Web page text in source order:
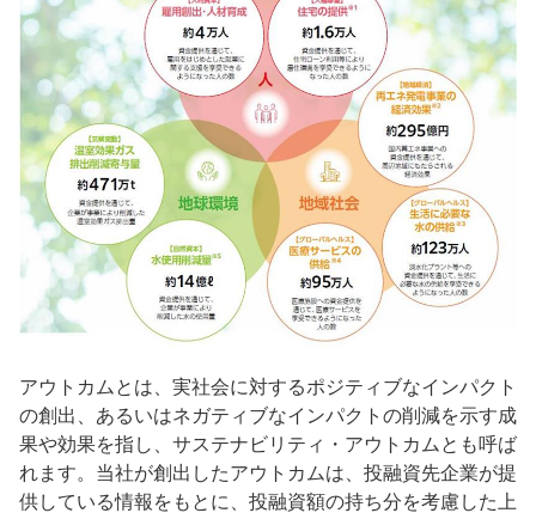
アウトカムとは、実社会に対するポジティブなインパクト
の創出、あるいはネガティブなインパクトの削減を示す成
果や効果を指し、サステナビリティ・アウトカムとも呼ば
れます。当社が創出したアウトカムは、投融資先企業が提
供している情報をもとに、投融資額の持ち分を考慮した上